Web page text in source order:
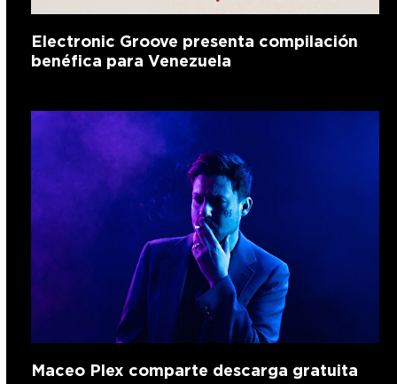
Electronic Groove presenta compilación
benéfica para Venezuela
Maceo Plex comparte descarga gratuita